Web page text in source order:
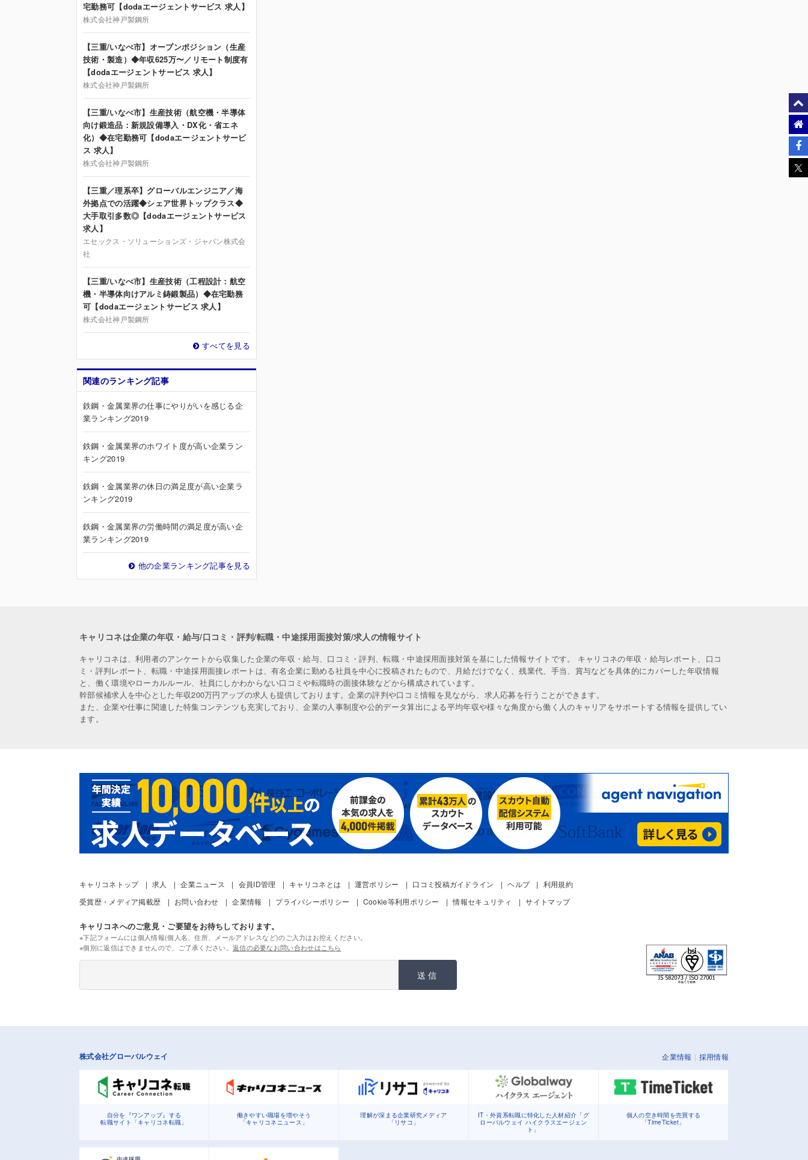
宅勤務可【dodaエージェントサービス 求人】
株式会社神戸製鋼所
【三重/いなべ市】オープンポジション（生産
技術・製造）◆年収625万〜／リモート制度有
【dodaエージェントサービス 求人】
株式会社神戸製鋼所
【三重/いなべ市】生産技術（航空機・半導体
向け鍛造品：新規設備導入・DX化・省エネ
化）◆在宅勤務可【dodaエージェントサービ
ス 求人】
株式会社神戸製鋼所
【三重／理系卒】グローバルエンジニア／海
外拠点での活躍◆シェア世界トップクラス◆
大手取引多数◎【dodaエージェントサービス
求人】
エセックス・ソリューションズ・ジャパン株式会
社
【三重/いなべ市】生産技術（工程設計：航空
機・半導体向けアルミ鋳鍛製品）◆在宅勤務
可【dodaエージェントサービス 求人】
株式会社神戸製鋼所
すべてを見る
関連のランキング記事
鉄鋼・金属業界の仕事にやりがいを感じる企
業ランキング2019
鉄鋼・金属業界のホワイト度が高い企業ラン
キング2019
鉄鋼・金属業界の休日の満足度が高い企業ラ
ンキング2019
鉄鋼・金属業界の労働時間の満足度が高い企
業ランキング2019
他の企業ランキング記事を見る
キャリコネは企業の年収・給与/口コミ・評判/転職・中途採用面接対策/求人の情報サイト
キャリコネは、利用者のアンケートから収集した企業の年収・給与、口コミ・評判、転職・中途採用面接対策を基にした情報サイトです。 キャリコネの年収・給与レポート、口コ
ミ・評判レポート、転職・中途採用面接レポートは、有名企業に勤める社員を中心に投稿されたもので、月給だけでなく、残業代、手当、賞与などを具体的にカバーした年収情報
と、働く環境やローカルルール、社員にしかわからない口コミや転職時の面接体験などから構成されています。
幹部候補求人を中心とした年収200万円アップの求人も提供しております。企業の評判や口コミ情報を見ながら、求人応募を行うことができます。
また、企業や仕事に関連した特集コンテンツも充実しており、企業の人事制度や公的データ算出による平均年収や様々な角度から働く人のキャリアをサポートする情報を提供してい
ます。
キャリコネトップ 求人 企業ニュース 会員ID管理 キャリコネとは 運営ポリシー 口コミ投稿ガイドライン ヘルプ
利用規約
受賞歴・メディア掲載歴
お問い合わせ 企業情報 プライバシーポリシー Cookie等利用ポリシー 情報セキュリティ サイトマップ
キャリコネへのご意見・ご要望をお待ちしております。
※下記フォームには個人情報(個人名、住所、メールアドレスなど)のご入力はお控えください。
※個別に返信はできませんので、ご了承ください。 返信の必要なお問い合わせはこちら
送信
株式会社グローバルウェイ 企業情報 採用情報
自分を『ワンアップ』する
転職サイト「キャリコネ転職」
働きやすい職場を増やそう
「キャリコネニュース」
理解が深まる企業研究メディア
「リサコ」
IT・外資系転職に特化した人材紹介「グ
ローバルウェイ ハイクラスエージェン
ト」
個人の空き時間を売買する
「TimeTicket」